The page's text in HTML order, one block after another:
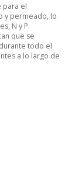
para el
y permeado, lo
N y P.
que se
todo el
a lo largo de